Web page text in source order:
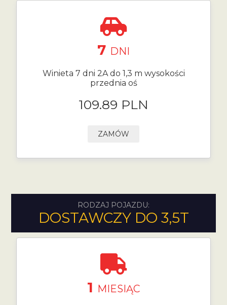
7 DNI
Winieta 7 dni 2A do 1,3 m wysokości
przednia oś
109.89 PLN
ZAMÓW
RODZAJ POJAZDU:
DOSTAWCZY DO 3,5T
1 MIESIĄC